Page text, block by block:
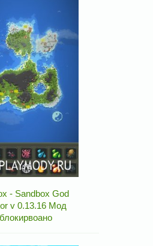
- Sandbox God
v 0.13.16 Мод